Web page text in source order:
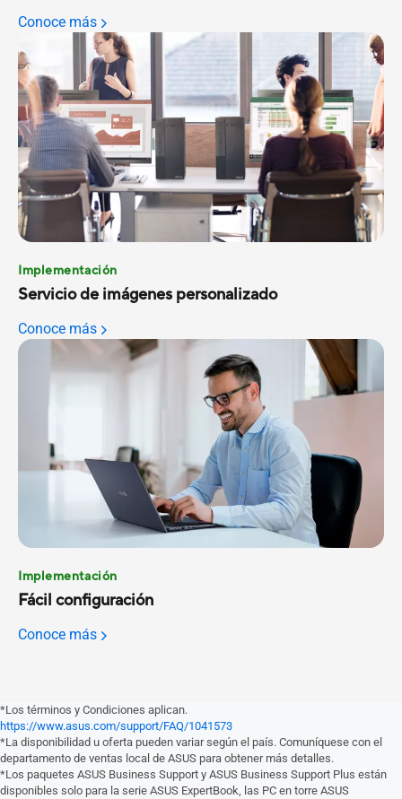
Conoce más
Implementación
Servicio de imágenes personalizado
Conoce más
Implementación
Fácil configuración
Conoce más
*Los términos y Condiciones aplican.
https://www.asus.com/support/FAQ/1041573
*La disponibilidad u oferta pueden variar según el país. Comuníquese con el
departamento de ventas local de ASUS para obtener más detalles.
*Los paquetes ASUS Business Support y ASUS Business Support Plus están
disponibles solo para la serie ASUS ExpertBook, las PC en torre ASUS